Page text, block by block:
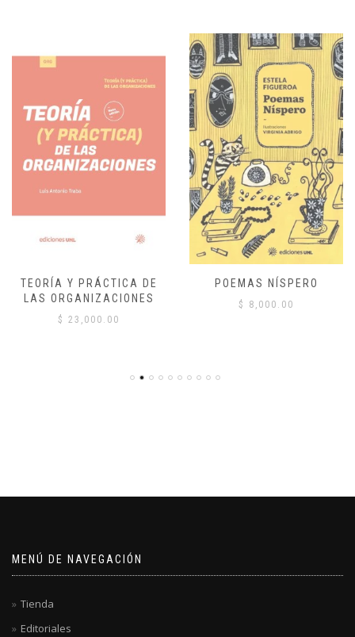
TEORÍA Y PRÁCTICA DE
LAS ORGANIZACIONES
$ 23,000.00
POEMAS NÍSPERO
$ 8,000.00
MENÚ DE NAVEGACIÓN
Tienda
Editoriales